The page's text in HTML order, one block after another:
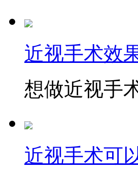
近视手术效
想做近视手
近视手术可